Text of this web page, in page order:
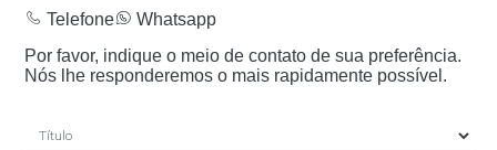
Telefone
Whatsapp
Por favor, indique o meio de contato de sua preferência.
Nós lhe responderemos o mais rapidamente possível.